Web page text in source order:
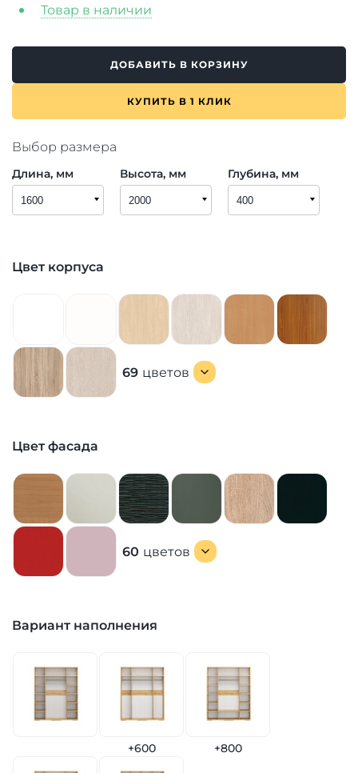
Товар в наличии
ДОБАВИТЬ В КОРЗИНУ
КУПИТЬ В 1 КЛИК
Выбор размера
Длина, мм Высота, мм Глубина, мм
Цвет корпуса
69 цветов
Цвет фасада
60 цветов
Вариант наполнения
+600 +800